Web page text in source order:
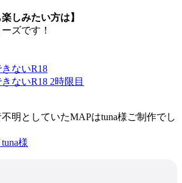
しみたい方は】
ズです！
ないR18
ないR18 2時限目
明としていたMAPはtuna様ご制作でし
様